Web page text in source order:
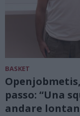
BASKET
passo: “Una
andare